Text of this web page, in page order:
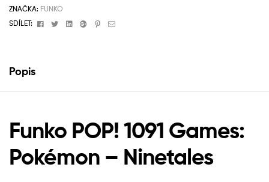
ZNAČKA: FUNKO
SDÍLET:
FacebookTwitterLinkedinGoogle+Pinterest
Email
Popis
Funko POP! 1091 Games:
Pokémon – Ninetales